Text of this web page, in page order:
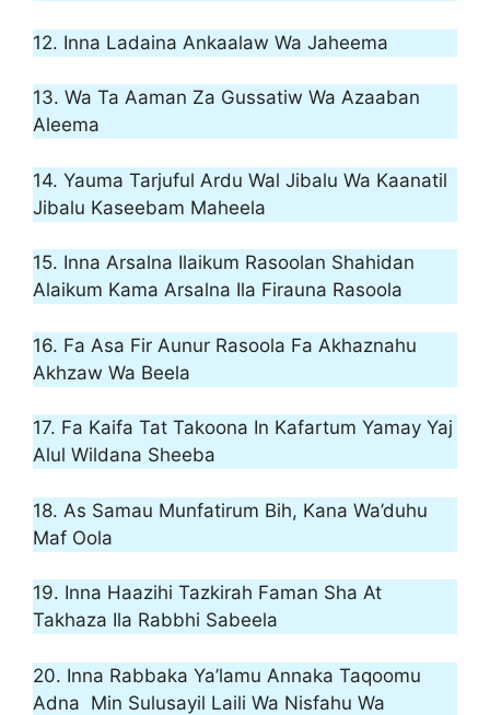
12. Inna Ladaina Ankaalaw Wa Jaheema
13. Wa Ta Aaman Za Gussatiw Wa Azaaban
Aleema
14. Yauma Tarjuful Ardu Wal Jibalu Wa Kaanatil
Jibalu Kaseebam Maheela
15. Inna Arsalna Ilaikum Rasoolan Shahidan
Alaikum Kama Arsalna Ila Firauna Rasoola
16. Fa Asa Fir Aunur Rasoola Fa Akhaznahu
Akhzaw Wa Beela
17. Fa Kaifa Tat Takoona In Kafartum Yamay Yaj
Alul Wildana Sheeba
18. As Samau Munfatirum Bih, Kana Wa’duhu
Maf Oola
19. Inna Haazihi Tazkirah Faman Sha At
Takhaza Ila Rabbhi Sabeela
20. Inna Rabbaka Ya’lamu Annaka Taqoomu
Adna Min Sulusayil Laili Wa Nisfahu Wa